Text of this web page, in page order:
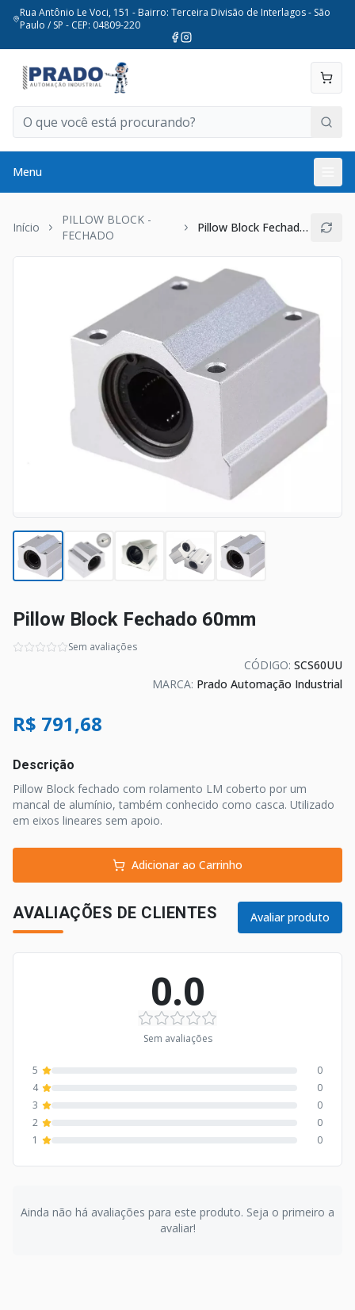
Rua Antônio Le Voci, 151 - Bairro: Terceira Divisão de Interlagos - São
Paulo / SP - CEP: 04809-220
Menu
Início
PILLOW BLOCK -
FECHADO
Pillow Block Fechado 60mm
Pillow Block Fechado 60mm
Sem avaliações
CÓDIGO: SCS60UU
MARCA: Prado Automação Industrial
R$ 791,68
Descrição
Pillow Block fechado com rolamento LM coberto por um
mancal de alumínio, também conhecido como casca. Utilizado
em eixos lineares sem apoio.
Adicionar ao Carrinho
AVALIAÇÕES DE CLIENTES Avaliar produto
0.0
Sem avaliações
5
0
4
0
3
0
2
0
1
0
Ainda não há avaliações para este produto. Seja o primeiro a
avaliar!